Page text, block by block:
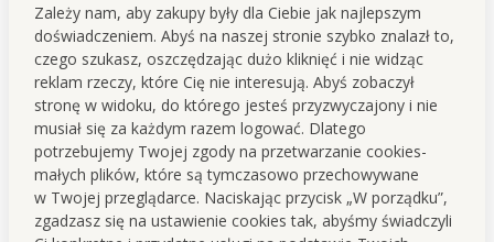
Zależy nam, aby zakupy były dla Ciebie jak najlepszym
doświadczeniem. Abyś na naszej stronie szybko znalazł to,
czego szukasz, oszczędzając dużo kliknięć i nie widząc
reklam rzeczy, które Cię nie interesują. Abyś zobaczył
stronę w widoku, do którego jesteś przyzwyczajony i nie
musiał się za każdym razem logować. Dlatego
potrzebujemy Twojej zgody na przetwarzanie cookies-
małych plików, które są tymczasowo przechowywane
w Twojej przeglądarce. Naciskając przycisk „W porządku”,
zgadzasz się na ustawienie cookies tak, abyśmy świadczyli
BUTELKA GoEco ZE 100% RECYKLATU (posegregowany i
umyty plastik). Wyprodukowana w Polsce.
100% masy tej butelki stanowią tworzywa sztuczne, które
ludzie posortowali i przekazali do odpadów.